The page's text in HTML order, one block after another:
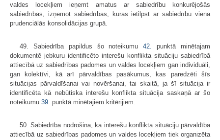
valdes locekļiem ieņemt amatus ar sabiedrību konkurējošās
sabiedrībās, izņemot sabiedrības, kuras ietilpst ar sabiedrību vienā
prudenciālās konsolidācijas grupā.
49. Sabiedrība papildus šo noteikumu42. punktā minētajam
dokumentē jebkuru identificēto interešu konflikta situāciju sabiedrībā
attiecībā uz sabiedrības padomes un valdes locekļiem gan individuāli,
gan kolektīvi, kā arī pārvaldības pasākumus, kas paredzēti šīs
situācijas pārvaldīšanai vai novēršanai, tai skaitā, ja šī situācija ir
identificēta kā nebūtiska interešu konflikta situācija saskaņā ar šo
noteikumu 39. punktā minētajiem kritērijiem.
50. Sabiedrība nodrošina, ka interešu konflikta situāciju pārvaldība
attiecībā uz sabiedrības padomes un valdes locekļiem tiek organizēta